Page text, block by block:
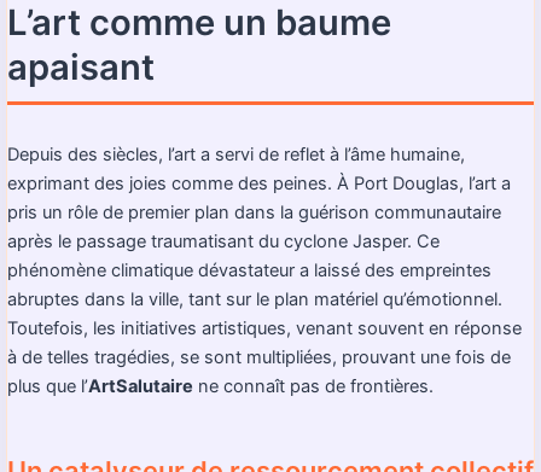
L’art comme un baume
apaisant
Depuis des siècles, l’art a servi de reflet à l’âme humaine,
exprimant des joies comme des peines. À Port Douglas, l’art a
pris un rôle de premier plan dans la guérison communautaire
après le passage traumatisant du cyclone Jasper. Ce
phénomène climatique dévastateur a laissé des empreintes
abruptes dans la ville, tant sur le plan matériel qu’émotionnel.
Toutefois, les initiatives artistiques, venant souvent en réponse
à de telles tragédies, se sont multipliées, prouvant une fois de
plus que l’ArtSalutaire ne connaît pas de frontières.